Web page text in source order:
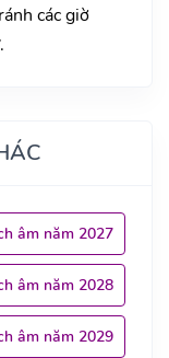
các giờ
âm năm 2027
âm năm 2028
âm năm 2029